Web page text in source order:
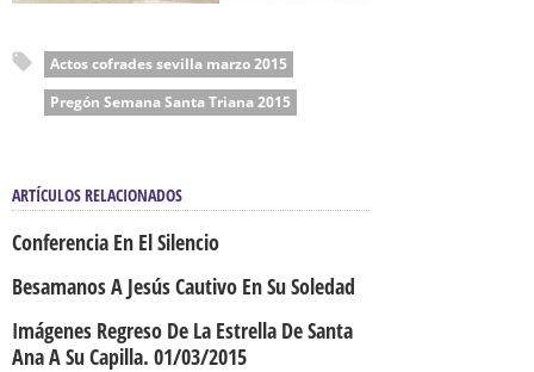
Actos cofrades sevilla marzo 2015
Pregón Semana Santa Triana 2015
ARTÍCULOS RELACIONADOS
Conferencia En El Silencio
Besamanos A Jesús Cautivo En Su Soledad
Imágenes Regreso De La Estrella De Santa
Ana A Su Capilla. 01/03/2015